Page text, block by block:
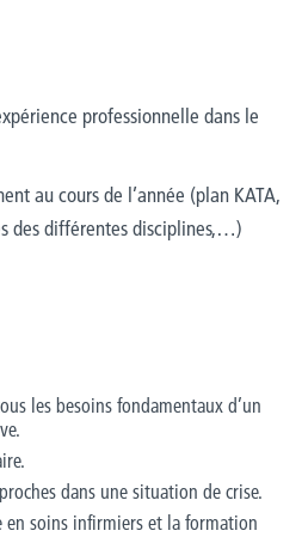
professionnelle dans le
au cours de l’année (plan KATA,
des différentes disciplines,…)
les besoins fondamentaux d’un
dans une situation de crise.
en soins infirmiers et la formation